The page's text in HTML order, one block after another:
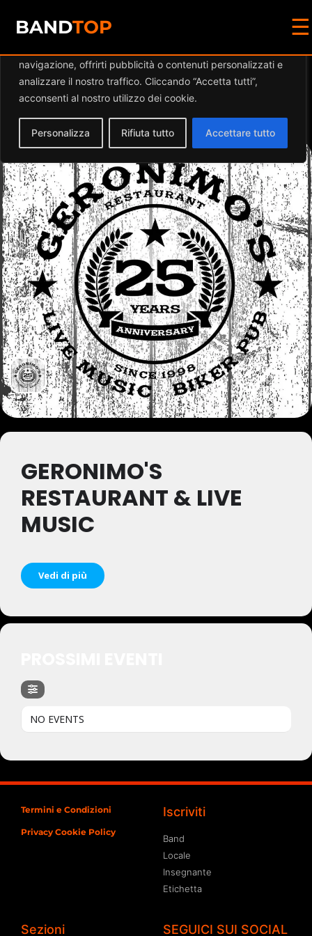
Diamo valore alla tua privacy
navigazione, offrirti pubblicità o contenuti personalizzati e
analizzare il nostro traffico. Cliccando “Accetta tutti”,
acconsenti al nostro utilizzo dei cookie.
Personalizza Rifiuta tutto Accettare tutto
BANDTOP ☰
Events by this
organizer
GERONIMO'S
RESTAURANT & LIVE
MUSIC
Vedi di più
NO EVENTS
Termini e Condizioni
Privacy Cookie Policy
Iscriviti
Band
Locale
Insegnante
Etichetta
Sezioni SEGUICI SUI SOCIAL